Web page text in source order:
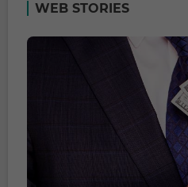
WEB STORIES